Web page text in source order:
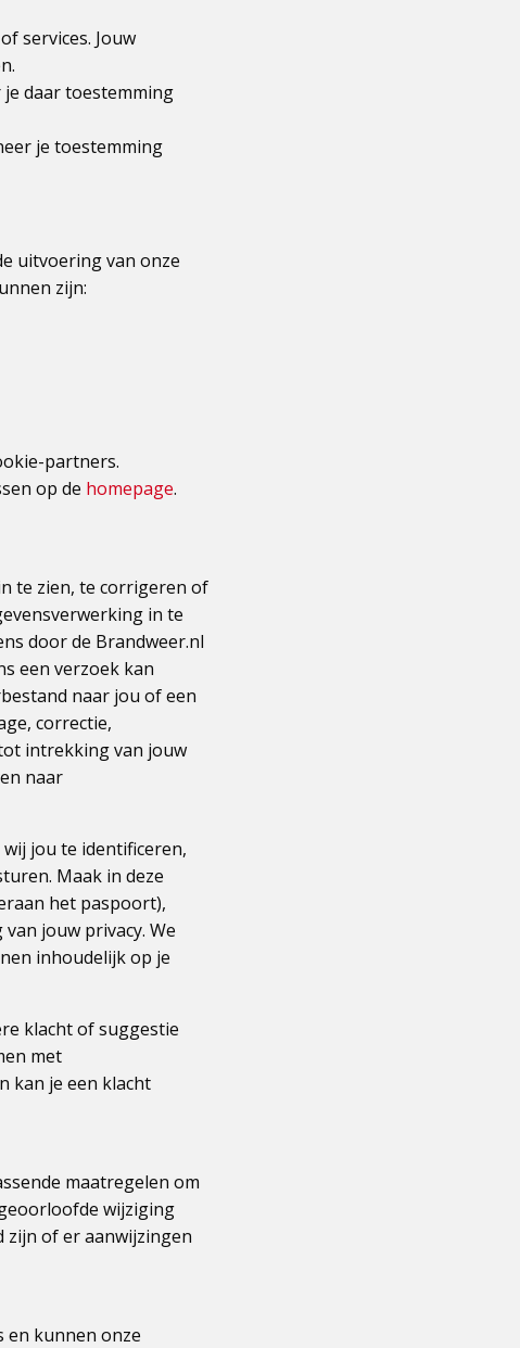
services. Jouw
daar toestemming
je toestemming
uitvoering van onze
zijn:
partners.
op de homepage.
te zien, te corrigeren of
in te
door de Brandweer.nl
een verzoek kan
naar jou of een
correctie,
intrekking van jouw
naar
jou te identificeren,
Maak in deze
het paspoort),
jouw privacy. We
inhoudelijk op je
klacht of suggestie
met
kan je een klacht
maatregelen om
wijziging
zijn of er aanwijzingen
en kunnen onze